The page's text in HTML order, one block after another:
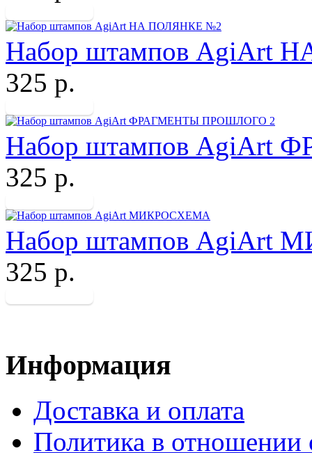
Набор штампов AgiArt
325 р.
Набор штампов
325 р.
Набор штампов AgiArt
325 р.
Информация
Доставка и оплата
Политика в отношении